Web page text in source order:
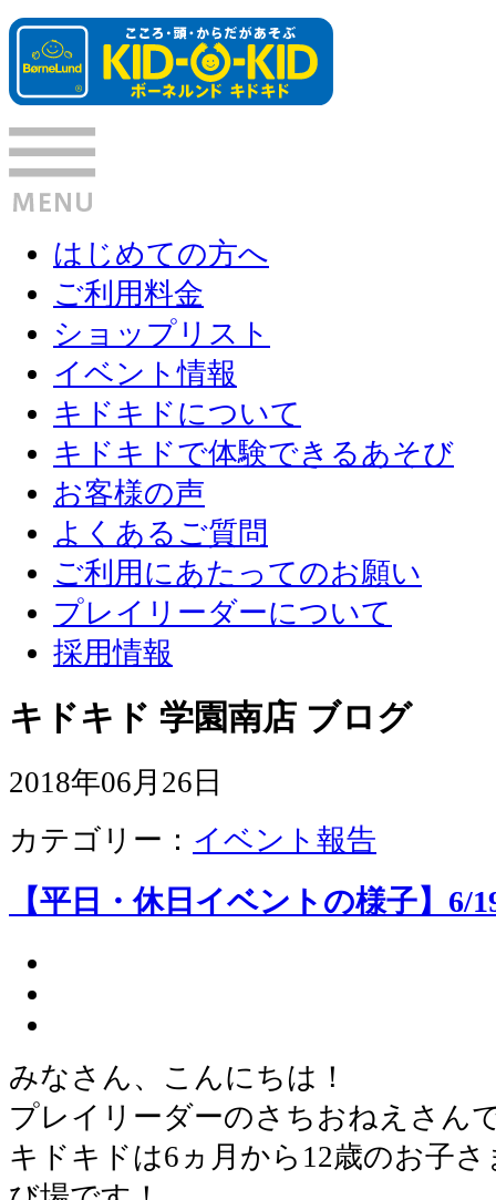
はじめての方へ
ご利用料金
ショップリスト
イベント情報
キドキドについて
キドキドで体験できるあそび
お客様の声
よくあるご質問
ご利用にあたってのお願い
プレイリーダーについて
採用情報
キドキド 学園南店 ブログ
2018年06月26日
カテゴリー： イベント報告
【平日・休日イベントの様子】6/
みなさん、こんにちは！
プレイリーダーのさちおねえさん
キドキドは6ヵ月から12歳のお子